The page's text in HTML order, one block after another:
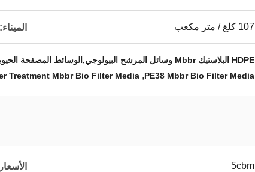
107 كلغ / متر مكعب الميناء:
HDPE البلاستيك Mbbr وسائل المرشح البيولوجي,الوسائط المصفحة الحيوية pe38 mbbr,معالجة المياه Mbbr الوسائط المرشحة الحيوية
PE38 Mbbr Bio Filter Media
,
Treatment Mbbr Bio Filter Media
5cbm الأسعار